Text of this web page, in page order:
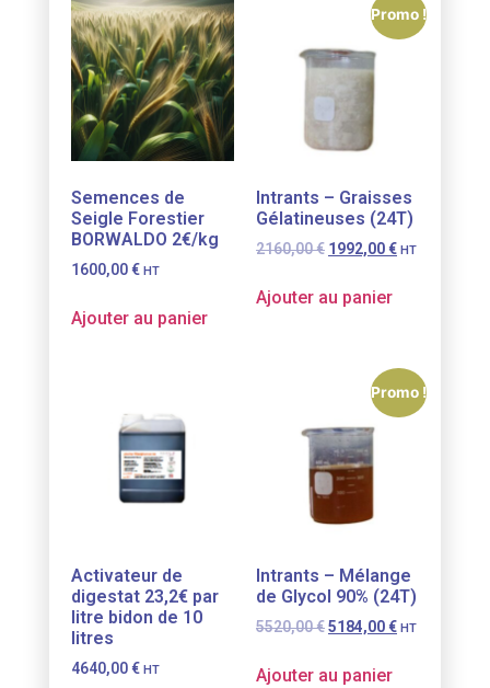
Semences de
Seigle Forestier
BORWALDO 2€/kg
1600,00€ HT
Ajouter au panier
Promo !
Intrants – Graisses
Gélatineuses (24T)
2160,00€ 1992,00 € HT
Ajouter au panier
Activateur de
digestat 23,2€ par
litre bidon de 10
litres
4640,00€ HT
Promo !
Intrants – Mélange
de Glycol 90% (24T)
5520,00€5184,00 € HT
Ajouter au panier